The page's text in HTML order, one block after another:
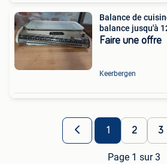
Balance de
balance jusqu'à
Faire une offre
Keerbergen
1 2 3
Page 1 sur 3